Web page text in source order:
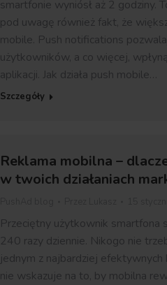
smartfonie wyniósł aż 2 godziny.
pod uwagę również fakt, że
mobile. Push notifications
użytkowników, a co więcej,
aplikacji. Jak działa push mobile…
Szczegóły
Reklama mobilna –
w twoich działaniach
Przeciętny użytkownik smartfona
240 razy dziennie. Nikogo nie
jednym z najbardziej efektywnych
nie wskazuje na to, by mobilna